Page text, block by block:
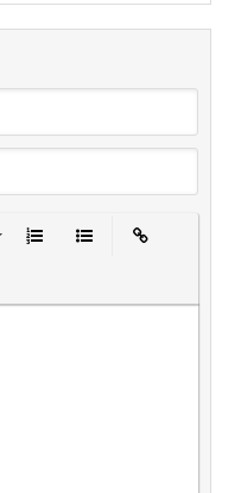
текста
цитаты
Вставка спойлера